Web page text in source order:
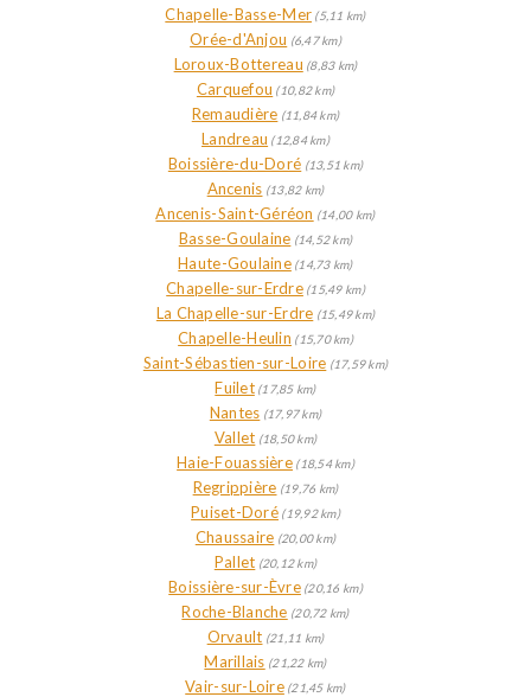
Chapelle-Basse-Mer (5,11 km)
Orée-d'Anjou (6,47 km)
Loroux-Bottereau (8,83 km)
Carquefou (10,82 km)
Remaudière (11,84 km)
Landreau (12,84 km)
Boissière-du-Doré (13,51 km)
Ancenis (13,82 km)
Ancenis-Saint-Géréon (14,00 km)
Basse-Goulaine (14,52 km)
Haute-Goulaine(14,73 km)
Chapelle-sur-Erdre(15,49 km)
La Chapelle-sur-Erdre (15,49 km)
Chapelle-Heulin (15,70 km)
Saint-Sébastien-sur-Loire (17,59 km)
Fuilet(17,85 km)
Nantes (17,97 km)
Vallet (18,50 km)
Haie-Fouassière (18,54 km)
Regrippière (19,76 km)
Puiset-Doré (19,92 km)
Chaussaire (20,00 km)
Pallet (20,12 km)
Boissière-sur-Èvre(20,16 km)
Roche-Blanche (20,72 km)
Orvault (21,11 km)
Marillais (21,22 km)
Vair-sur-Loire(21,45 km)